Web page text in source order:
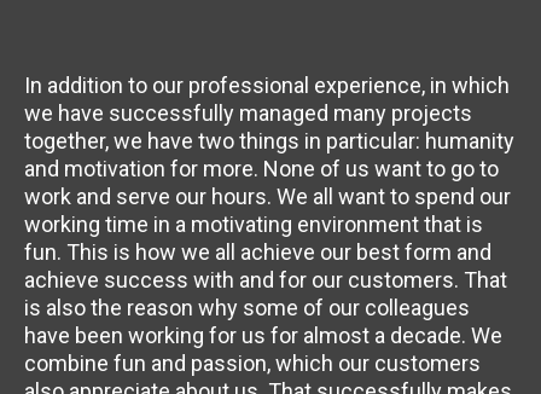
In addition to our professional experience, in which
we have successfully managed many projects
together, we have two things in particular: humanity
and motivation for more. None of us want to go to
work and serve our hours. We all want to spend our
working time in a motivating environment that is
fun. This is how we all achieve our best form and
achieve success with and for our customers. That
is also the reason why some of our colleagues
have been working for us for almost a decade. We
combine fun and passion, which our customers